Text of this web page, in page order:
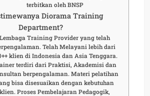
terbitkan oleh BNSP
Diorama Training
Department?
Lembaga Training Provider yang telah
Telah Melayani lebih dari
klien di Indonesia dan Asia Tenggara.
terdiri dari Praktisi, Akademisi dan
berpengalaman. Materi pelatihan
bisa disesuaikan dengan kebutuhan
klien. Proses Pembelajaran Pedagogik,